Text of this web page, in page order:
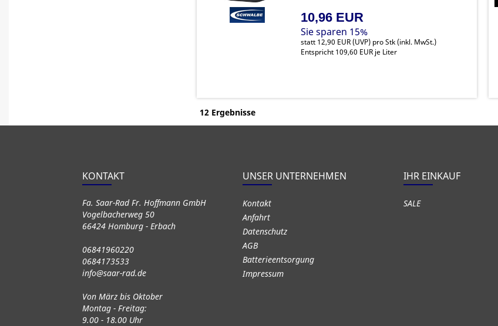
10,96 EUR
Sie sparen 15%
statt 12,90 EUR(UVP) pro Stk (inkl. MwSt.)
Entspricht 109,60 EUR je Liter
12 Ergebnisse
KONTAKT
Fa. Saar-Rad Fr. Hoffmann GmbH
Vogelbacherweg 50
66424 Homburg - Erbach
06841960220
0684173533
info@saar-rad.de
Von März bis Oktober
Montag - Freitag:
9.00 - 18.00 Uhr
UNSER UNTERNEHMEN
Kontakt
Anfahrt
Datenschutz
AGB
Batterieentsorgung
Impressum
IHR EINKAUF
SALE